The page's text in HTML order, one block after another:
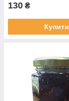
130 ₴
Купити